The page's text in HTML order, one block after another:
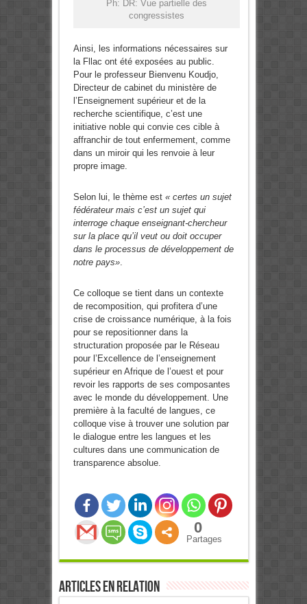
Ph: DR: Vue partielle des
congressistes
Ainsi, les informations nécessaires sur
la Fllac ont été exposées au public.
Pour le professeur Bienvenu Koudjo,
Directeur de cabinet du ministère de
l’Enseignement supérieur et de la
recherche scientifique, c’est une
initiative noble qui convie ces cible à
affranchir de tout enfermement, comme
dans un miroir qui les renvoie à leur
propre image.
Selon lui, le thème est « certes un sujet
fédérateur mais c’est un sujet qui
interroge chaque enseignant-chercheur
sur la place qu’il veut ou doit occuper
dans le processus de développement de
notre pays».
Ce colloque se tient dans un contexte
de recomposition, qui profitera d’une
crise de croissance numérique, à la fois
pour se repositionner dans la
structuration proposée par le Réseau
pour l’Excellence de l’enseignement
supérieur en Afrique de l’ouest et pour
revoir les rapports de ses composantes
avec le monde du développement. Une
première à la faculté de langues, ce
colloque vise à trouver une solution par
le dialogue entre les langues et les
cultures dans une communication de
transparence absolue.
0
Partages
Articles en relation